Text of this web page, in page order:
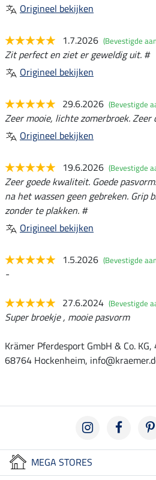
Origineel bekijken
1.7.2026 (Bevestigde
Zit perfect en ziet er geweldig uit. #
Origineel bekijken
29.6.2026 (Bevestigde
Zeer mooie, lichte zomerbroek. Zeer
Origineel bekijken
19.6.2026 (Bevestigde
Zeer goede kwaliteit. Goede
na het wassen geen gebreken. Grip
zonder te plakken. #
Origineel bekijken
1.5.2026 (Bevestigde
-
27.6.2024 (Bevestigde
Super broekje , mooie pasvorm
Krämer Pferdesport GmbH & Co.
68764 Hockenheim,
MEGA STORES